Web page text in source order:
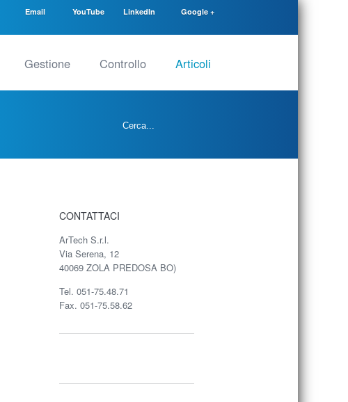
Email YouTube LinkedIn Google +
Gestione Controllo Articoli
CONTATTACI
ArTech S.r.l.
Via Serena, 12
40069 ZOLA PREDOSA BO)
Tel. 051-75.48.71
Fax. 051-75.58.62